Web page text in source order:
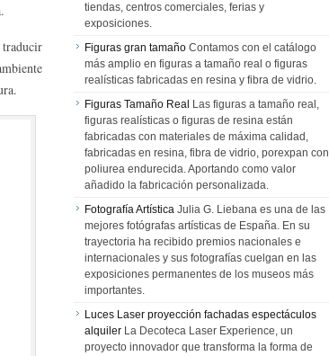
traducir
tiendas, centros comerciales, ferias y
exposiciones.
Figuras gran tamaño Contamos con el catálogo
más amplio en figuras a tamaño real o figuras
realísticas fabricadas en resina y fibra de vidrio.
Figuras Tamaño Real Las figuras a tamaño real,
figuras realísticas o figuras de resina están
fabricadas con materiales de máxima calidad,
fabricadas en resina, fibra de vidrio, porexpan con
poliurea endurecida. Aportando como valor
añadido la fabricación personalizada.
Fotografía Artística Julia G. Liebana es una de las
mejores fotógrafas artísticas de España. En su
trayectoria ha recibido premios nacionales e
internacionales y sus fotografías cuelgan en las
exposiciones permanentes de los museos más
importantes.
Luces Laser proyección fachadas espectáculos
alquiler La Decoteca Laser Experience, un
proyecto innovador que transforma la forma de